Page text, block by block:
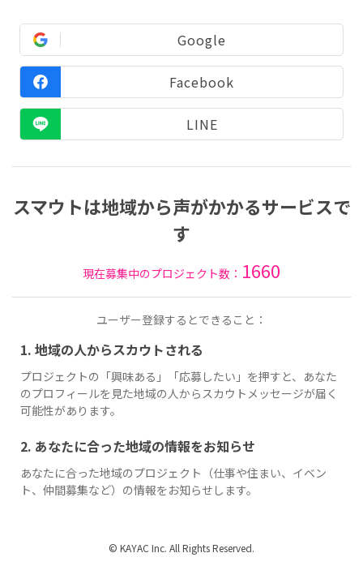
Google
Facebook
LINE
スマウトは地域から声がかかるサービスで
す
現在募集中のプロジェクト数： 1660
ユーザー登録するとできること：
1. 地域の人からスカウトされる
プロジェクトの「興味ある」「応募したい」を押すと、あなた
のプロフィールを見た地域の人からスカウトメッセージが届く
可能性があります。
2. あなたに合った地域の情報をお知らせ
あなたに合った地域のプロジェクト（仕事や住まい、イベン
ト、仲間募集など）の情報をお知らせします。
© KAYAC Inc. All Rights Reserved.